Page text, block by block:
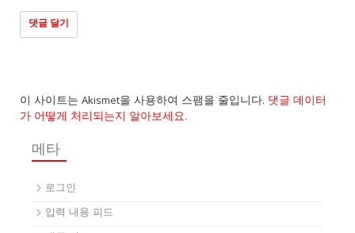
이 사이트는 Akismet을 사용하여 스팸을 줄입니다. 댓글 데이터
가 어떻게 처리되는지 알아보세요.
메타
로그인
입력 내용 피드